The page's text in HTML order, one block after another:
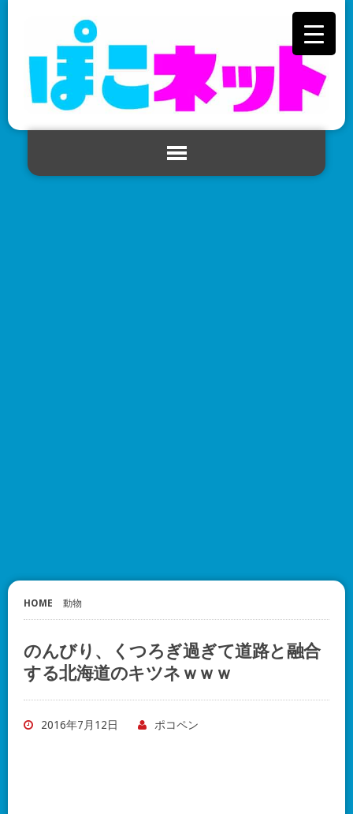
HOME 動物
のんびり、くつろぎ過ぎて道路と融合
する北海道のキツネｗｗｗ
2016年7月12日 ポコペン